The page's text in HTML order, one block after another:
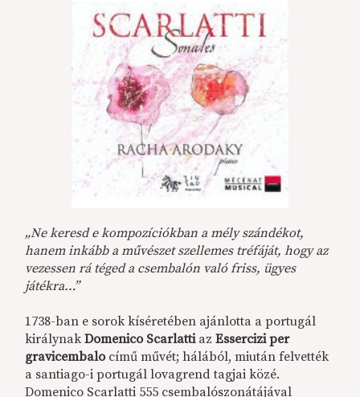
„Ne keresd e kompozíciókban a mély szándékot,
hanem inkább a művészet szellemes tréfáját, hogy az
vezessen rá téged a csembalón való friss, ügyes
játékra…”
1738-ban e sorok kíséretében ajánlotta a portugál
királynakDomenico ScarlattiazEssercizi per
gravicembalocímű művét; hálából, miután felvették
a santiago-i portugál lovagrend tagjai közé.
Domenico Scarlatti 555 csembalószonátájával